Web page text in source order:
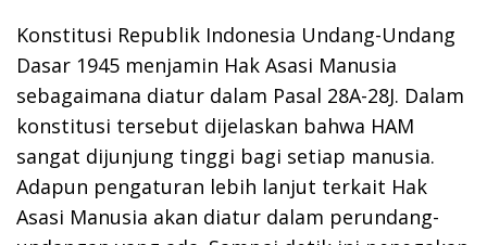
Konstitusi Republik Indonesia Undang-Undang
Dasar 1945 menjamin Hak Asasi Manusia
sebagaimana diatur dalam Pasal 28A-28J. Dalam
konstitusi tersebut dijelaskan bahwa HAM
sangat dijunjung tinggi bagi setiap manusia.
Adapun pengaturan lebih lanjut terkait Hak
Asasi Manusia akan diatur dalam perundang-